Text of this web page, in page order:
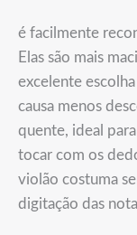
é facilmente
Elas são mais
excelente
causa menos
quente, ideal
tocar com os
violão costuma
digitação das